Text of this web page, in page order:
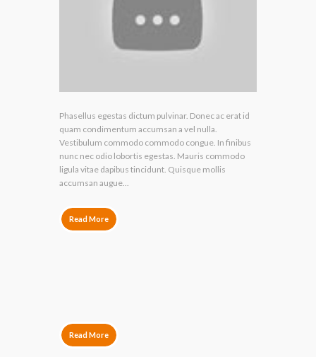
Phasellus egestas dictum pulvinar. Donec ac erat id
quam condimentum accumsan a vel nulla.
Vestibulum commodo commodo congue. In finibus
nunc nec odio lobortis egestas. Mauris commodo
ligula vitae dapibus tincidunt. Quisque mollis
accumsan augue...
Read More
Read More